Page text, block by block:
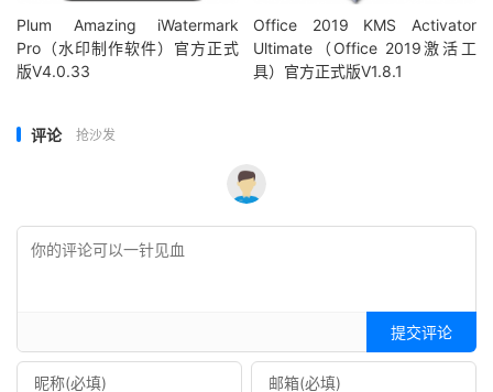
Plum Amazing iWatermark
Pro（水印制作软件）官方正式
版V4.0.33
Office 2019 KMS Activator
Ultimate（Office 2019激活工
具）官方正式版V1.8.1
评论 抢沙发
提交评论